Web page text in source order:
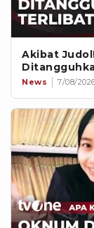
Akibat
News 7/08/